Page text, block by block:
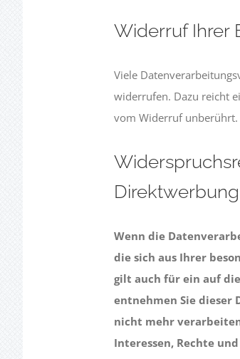
Widerruf Ihrer
Viele
widerrufen. Dazu reicht
vom Widerruf unberührt.
Direktwerbung
Wenn die
die sich aus Ihrer
gilt auch für ein auf
entnehmen Sie dieser
nicht mehr
Interessen, Rechte